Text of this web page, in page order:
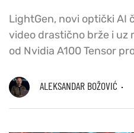
LightGen, novi optički AI
video drastično brže i
od Nvidia A100 Tensor
ALEKSANDAR BOŽOVIĆ